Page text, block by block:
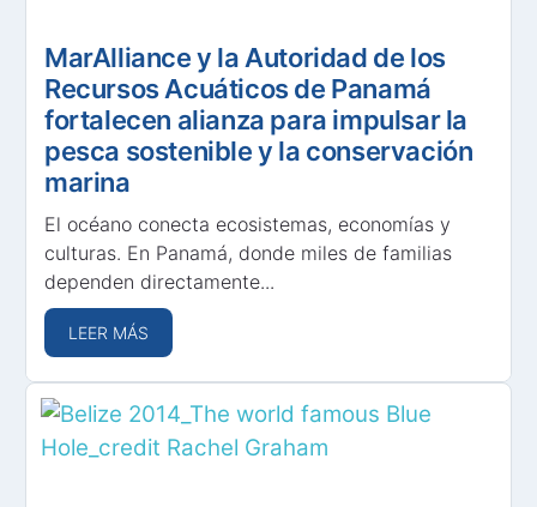
MarAlliance y la Autoridad de los
Recursos Acuáticos de Panamá
fortalecen alianza para impulsar la
pesca sostenible y la conservación
marina
El océano conecta ecosistemas, economías y
culturas. En Panamá, donde miles de familias
dependen directamente...
LEER MÁS